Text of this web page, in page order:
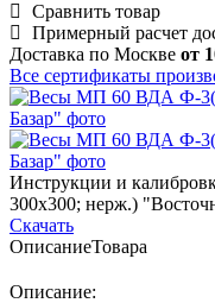
Сравнить товар
Примерный расчет
Доставка по Москве от
Все сертификаты
Инструкции и
300х300; нерж.)
Скачать
ОписаниеТовара
Описание: